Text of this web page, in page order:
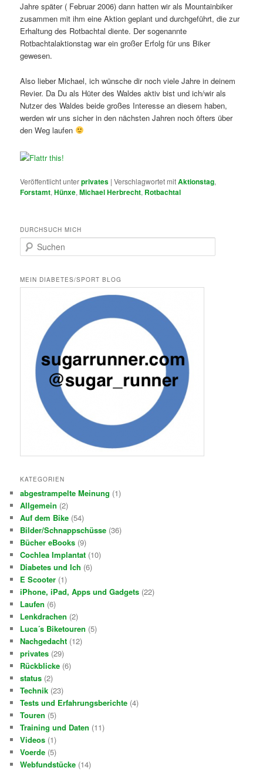
Jahre später ( Februar 2006) dann hatten wir als Mountainbiker
zusammen mit ihm eine Aktion geplant und durchgeführt, die zur
Erhaltung des Rotbachtal diente. Der sogenannte
Rotbachtalaktionstag war ein großer Erfolg für uns Biker
gewesen.
Also lieber Michael, ich wünsche dir noch viele Jahre in deinem
Revier. Da Du als Hüter des Waldes aktiv bist und ich/wir als
Nutzer des Waldes beide großes Interesse an diesem haben,
werden wir uns sicher in den nächsten Jahren noch öfters über
den Weg laufen
Veröffentlicht unterprivates |Verschlagwortet mitAktionstag,
Forstamt,Hünxe,Michael Herbrecht, Rotbachtal
DURCHSUCH MICH
u
h
e
MEIN DIABETES/SPORT BLOG
KATEGORIEN
abgestrampelte Meinung (1)
Allgemein (2)
Auf dem Bike (54)
Bilder/Schnappschüsse (36)
Bücher eBooks (9)
Cochlea Implantat (10)
Diabetes und Ich (6)
E Scooter (1)
iPhone, iPad, Apps und Gadgets (22)
Laufen (6)
Lenkdrachen (2)
Luca´s Biketouren (5)
Nachgedacht (12)
privates (29)
Rückblicke (6)
status (2)
Technik (23)
Tests und Erfahrungsberichte (4)
Touren (5)
Training und Daten (11)
Videos (1)
Voerde (5)
Webfundstücke (14)